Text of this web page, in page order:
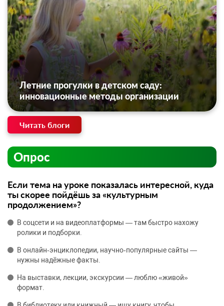
Летние прогулки в детском саду:
инновационные методы организации
Читать блоги
Опрос
Если тема на уроке показалась интересной, куда
ты скорее пойдёшь за «культурным
продолжением»?
В соцсети и на видеоплатформы — там быстро нахожу
ролики и подборки.
В онлайн‑энциклопедии, научно‑популярные сайты —
нужны надёжные факты.
На выставки, лекции, экскурсии — люблю «живой»
формат.